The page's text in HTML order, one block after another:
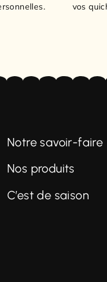
vos
Notre savoir-faire
Nos produits
C’est de saison